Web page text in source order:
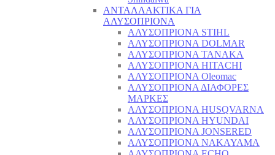
ΑΝΤΑΛΛΑΚΤΙΚΑ ΓΙΑ
ΑΛΥΣΟΠΡΙΟΝΑ
ΑΛΥΣΟΠΡΙΟΝΑ STIHL
ΑΛΥΣΟΠΡΙΟΝΑ DOLMAR
ΑΛΥΣΟΠΡΙΟΝΑ TANAKA
ΑΛΥΣΟΠΡΙΟΝΑ HITACHI
ΑΛΥΣΟΠΡΙΟΝΑ Oleomac
ΑΛΥΣΟΠΡΙΟΝΑ ΔΙΑΦΟΡΕΣ
ΜΑΡΚΕΣ
ΑΛΥΣΟΠΡΙΟΝΑ HUSQVARNA
ΑΛΥΣΟΠΡΙΟΝΑ HYUNDAI
ΑΛΥΣΟΠΡΙΟΝΑ JONSERED
ΑΛΥΣΟΠΡΙΟΝΑ NAKAYAMA